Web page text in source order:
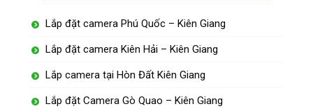
Lắp đặt camera Phú Quốc – Kiên Giang
Lắp đặt camera Kiên Hải – Kiên Giang
Lắp camera tại Hòn Đất Kiên Giang
Lắp đặt Camera Gò Quao – Kiên Giang